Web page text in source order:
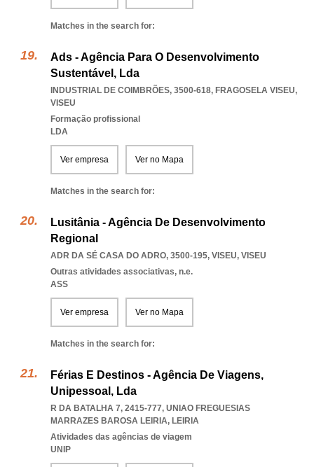
Matches in the search for:
Ads - Agência Para O Desenvolvimento
Sustentável, Lda
INDUSTRIAL DE COIMBRÕES, 3500-618, FRAGOSELA VISEU,
VISEU
Formação profissional
LDA
Ver empresa Ver no Mapa
Matches in the search for:
Lusitânia - Agência De Desenvolvimento
Regional
ADR DA SÉ CASA DO ADRO, 3500-195, VISEU, VISEU
Outras atividades associativas, n.e.
ASS
Ver empresa Ver no Mapa
Matches in the search for:
Férias E Destinos - Agência De Viagens,
Unipessoal, Lda
R DA BATALHA 7, 2415-777, UNIAO FREGUESIAS
MARRAZES BAROSA LEIRIA, LEIRIA
Atividades das agências de viagem
UNIP